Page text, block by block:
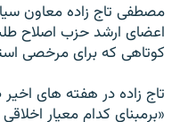
مصطفی تاج زاده معاون
کوتاهی که برای مرخصی
تاج زاده در هفته های
«برمبنای کدام معيار